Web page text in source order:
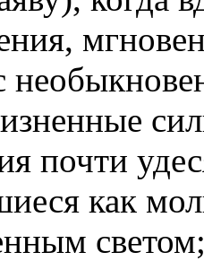
почти
как